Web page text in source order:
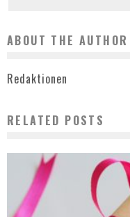
ABOUT THE AUTHOR
Redaktionen
RELATED POSTS